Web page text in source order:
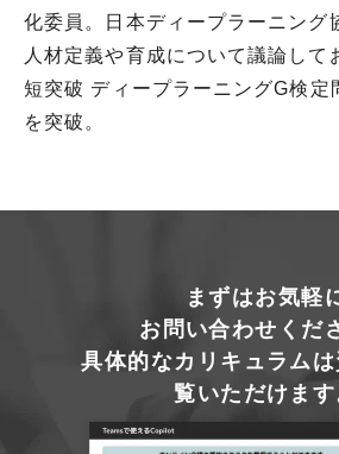
化委員。日本ディープラーニング
人材定義や育成について議論して
短突破 ディープラーニングG検定
を突破。
まずはお気軽
お問い合わせくだ
具体的なカリキュラム
覧いただけます